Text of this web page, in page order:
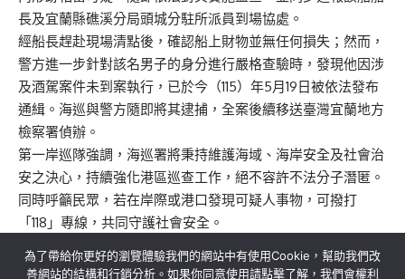
長及宜蘭縣礁溪分局頭城分駐所派員到場協處。
經船長趕赴現場清點後，確認船上財物並無任何損失；然而，
警方進一步針對該名男子的身分進行嚴格查驗時，發現他因涉
及酒駕案件未到案執行，已於今（115）年5月19日被依法發布
通緝。海巡與警方隨即將其逮捕，全案後續移送臺灣宜蘭地方
檢察署偵辦。
第一岸巡隊強調，海巡署將秉持維護海域、海岸安全及社會治
安之決心，持續強化港區巡查工作，絕不容許不法分子潛匿。
同時呼籲民眾，若在岸際或港口發現可疑人事物，可撥打
「118」專線，共同守護社會安全。
為了帶給你更好的瀏覽體驗我們的網站中有使用Cookie，幫助我們改
善網站的結構和行銷分析。如果你同意使用請點擊了解，我們會權利